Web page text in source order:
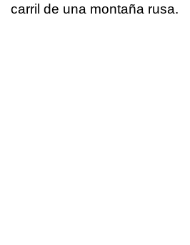
carril de una montaña rusa.